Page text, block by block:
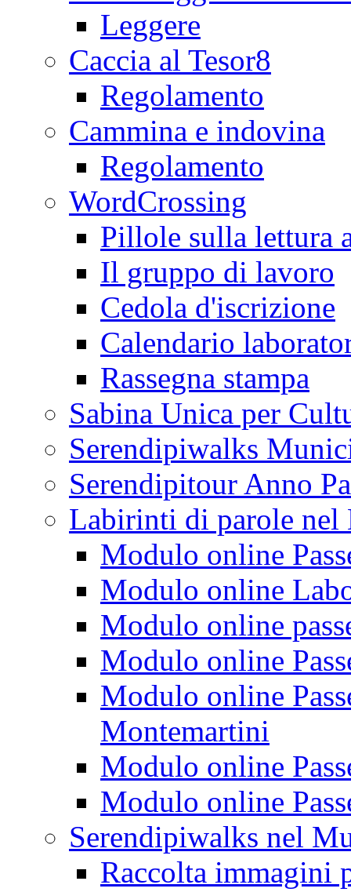
Leggere
Caccia al Tesor8
Regolamento
Cammina e indovina
Regolamento
WordCrossing
Pillole sulla lettura
Il gruppo di lavoro
Cedola d'iscrizione
Calendario
Rassegna stampa
Sabina Unica per
Serendipiwalks
Serendipitour Anno
Labirinti di parole
Modulo online
Modulo online
Modulo online
Modulo online
Modulo online
Montemartini
Modulo online
Modulo online
Serendipiwalks nel
Raccolta immagini